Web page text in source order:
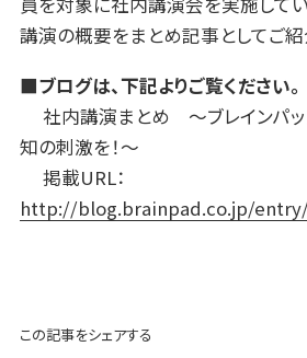
講演の概要をまとめ記事としてご紹
■ブログは、下記よりご覧ください。
社内講演まとめ ～ブレインパッ
知の刺激を！～
掲載URL：
http://blog.brainpad.co.jp/entry/
この記事をシェアする